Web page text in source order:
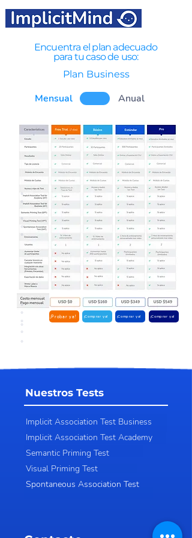
Encuentra el plan adecuado
para tu caso de uso:
Plan Business
Mensual Anual
¡Probar ya! ¡Comprar ya! ¡Comprar ya! ¡Comprar ya!
Nuestros Tests
Implicit Association Test Business
Implicit Association Test Academy
Semantic Priming Test
Visual Priming Test
Spontaneous Association Test